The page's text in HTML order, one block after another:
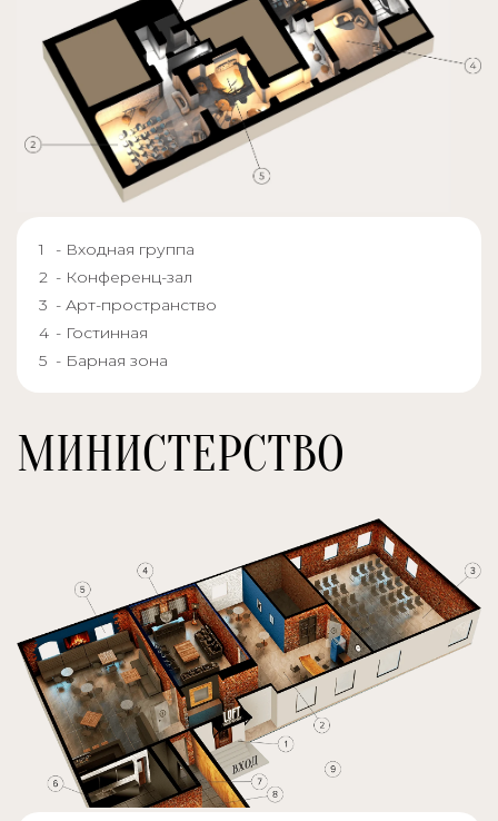
- Входная группа
- Конференц-зал
- Арт-пространство
- Гостинная
- Барная зона
МИНИСТЕРСТВО